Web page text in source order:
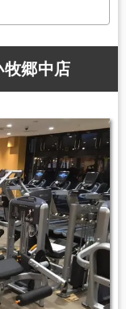
牧郷中店